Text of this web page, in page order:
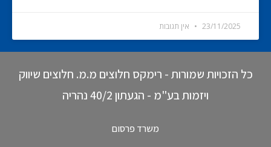
23/11/2025 אין תגובות
כל הזכויות שמורות - רימקס חלוצים מ.מ. חלוצים שיווק
ויזמות בע"מ - הגעתון 40/2 נהריה
משרד פרסום